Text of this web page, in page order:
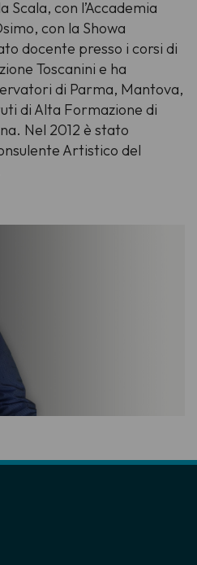
con l’Accademia
con la Showa
docente presso i corsi di
Toscanini e ha
di Parma, Mantova,
di Alta Formazione di
Nel 2012 è stato
Artistico del